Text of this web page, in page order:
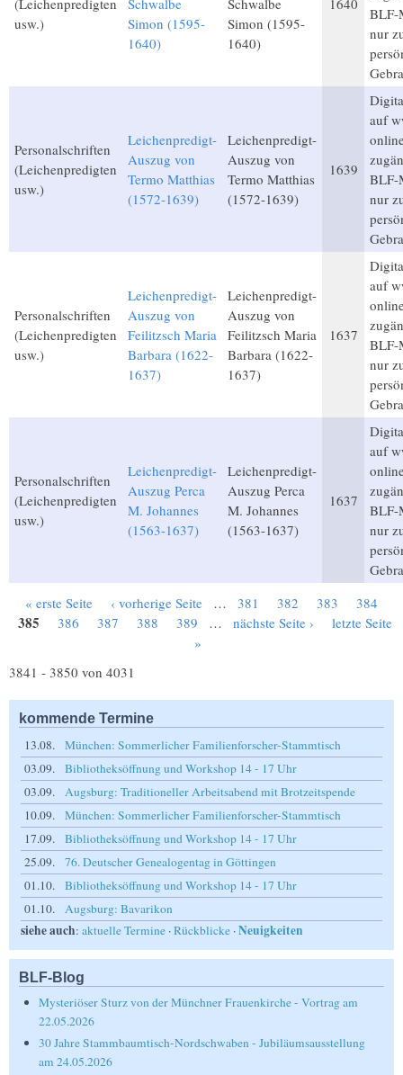
(Leichenpredigten
usw.)
Schwalbe
Simon (1595-
1640)
Schwalbe
Simon (1595-
1640)
1640
BLF-
nur
Personalschriften
(Leichenpredigten
usw.)
Leichenpredigt-
Auszug von
Termo Matthias
(1572-1639)
Leichenpredigt-
Auszug von
Termo Matthias
(1572-1639)
1639
auf
BLF-
nur
Personalschriften
(Leichenpredigten
usw.)
Leichenpredigt-
Auszug von
Feilitzsch Maria
Barbara (1622-
1637)
Leichenpredigt-
Auszug von
Feilitzsch Maria
Barbara (1622-
1637)
1637
auf
BLF-
nur
Personalschriften
(Leichenpredigten
usw.)
Leichenpredigt-
Auszug Perca
M. Johannes
(1563-1637)
Leichenpredigt-
Auszug Perca
M. Johannes
(1563-1637)
1637
auf
BLF-
nur
Seiten
« erste Seite ‹ vorherige Seite … 381 382 383 384
385 386 387 388 389 … nächste Seite ›
letzte Seite
»
3841 - 3850 von 4031
kommende Termine
13.08.
München: Sommerlicher Familienforscher-Stammtisch
03.09.
Bibliotheksöffnung und Workshop 14 - 17 Uhr
03.09.
Augsburg: Traditioneller Arbeitsabend mit Brotzeitspende
10.09.
München: Sommerlicher Familienforscher-Stammtisch
17.09.
Bibliotheksöffnung und Workshop 14 - 17 Uhr
25.09.
76. Deutscher Genealogentag in Göttingen
01.10.
Bibliotheksöffnung und Workshop 14 - 17 Uhr
01.10.
Augsburg: Bavarikon
siehe auch: aktuelle Termine ·Rückblicke ·Neuigkeiten
BLF-Blog
Mysteriöser Sturz von der Münchner Frauenkirche - Vortrag am
22.05.2026
30 Jahre Stammbaumtisch-Nordschwaben - Jubiläumsausstellung
am 24.05.2026